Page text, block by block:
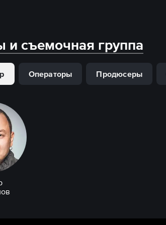
и съемочная группа
Операторы Продюсеры